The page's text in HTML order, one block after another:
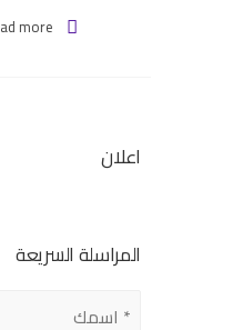
more
اعلان
المراسلة السريعة